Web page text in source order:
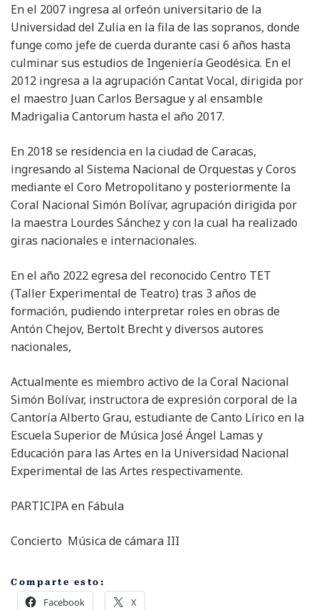
En el 2007 ingresa al orfeón universitario de la
Universidad del Zulia en la fila de las sopranos, donde
funge como jefe de cuerda durante casi 6 años hasta
culminar sus estudios de Ingeniería Geodésica. En el
2012 ingresa a la agrupación Cantat Vocal, dirigida por
el maestro Juan Carlos Bersague y al ensamble
Madrigalia Cantorum hasta el año 2017.
En 2018 se residencia en la ciudad de Caracas,
ingresando al Sistema Nacional de Orquestas y Coros
mediante el Coro Metropolitano y posteriormente la
Coral Nacional Simón Bolívar, agrupación dirigida por
la maestra Lourdes Sánchez y con la cual ha realizado
giras nacionales e internacionales.
En el año 2022 egresa del reconocido Centro TET
(Taller Experimental de Teatro) tras 3 años de
formación, pudiendo interpretar roles en obras de
Antón Chejov, Bertolt Brecht y diversos autores
nacionales,
Actualmente es miembro activo de la Coral Nacional
Simón Bolívar, instructora de expresión corporal de la
Cantoría Alberto Grau, estudiante de Canto Lírico en la
Escuela Superior de Música José Ángel Lamas y
Educación para las Artes en la Universidad Nacional
Experimental de las Artes respectivamente.
PARTICIPA en Fábula
Concierto Música de cámara III
Comparte esto:
Facebook X